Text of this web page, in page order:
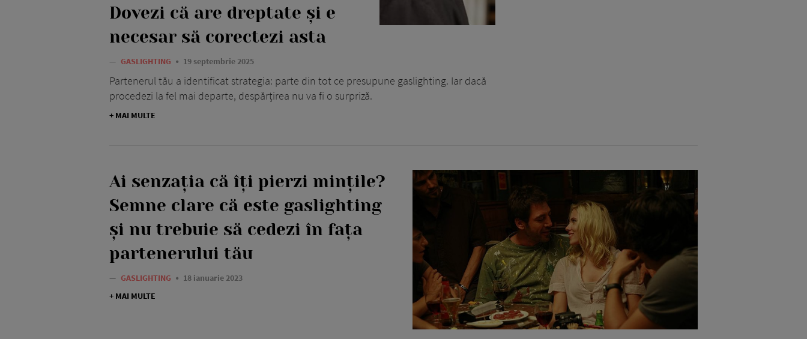
Dovezi că are dreptate și e
necesar să corectezi asta
— GASLIGHTING 19 septembrie 2025
Partenerul tău a identificat strategia: parte din tot ce presupune gaslighting. Iar dacă
procedezi la fel mai departe, despărțirea nu va fi o surpriză.
+ MAI MULTE
Ai senzația că îți pierzi mințile?
Semne clare că este gaslighting
și nu trebuie să cedezi în fața
partenerului tău
— GASLIGHTING
18 ianuarie 2023
+ MAI MULTE